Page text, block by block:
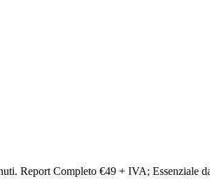
Report Completo €49 + IVA; Essenziale